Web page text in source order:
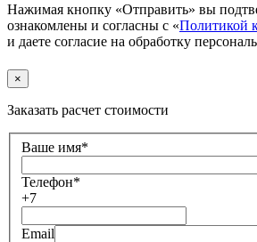
Нажимая кнопку «Отправить» вы
ознакомлены и согласны с «Политикой
и даете согласие на обработку
×
Заказать расчет стоимости
Ваше имя*
Телефон*
+7
Email